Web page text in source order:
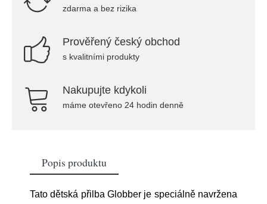
zdarma a bez rizika
Prověřený český obchod
s kvalitními produkty
Nakupujte kdykoli
máme otevřeno 24 hodin denně
Popis produktu
Tato dětská přilba Globber je speciálně navržena